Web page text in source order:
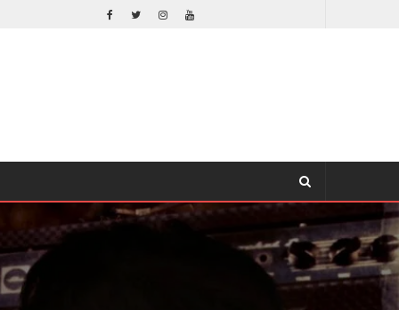
¿POR QUÉ FREE GUY 2 SIGUE EN EL LIMBO?